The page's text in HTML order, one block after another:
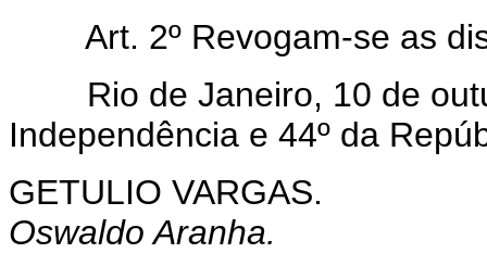
Art. 2º Revogam-se as
Rio de Janeiro, 10 de
Independência e 44º da
GETULIO VARGAS.
Oswaldo Aranha.